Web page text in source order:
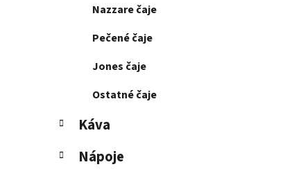
Nazzare čaje
Pečené čaje
Jones čaje
Ostatné čaje
Káva
Nápoje